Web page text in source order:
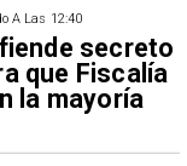
A Las 12:40
secreto
que Fiscalía
la mayoría